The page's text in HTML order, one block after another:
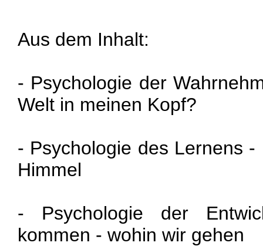
Aus dem Inhalt:
- Psychologie der
Welt in meinen Kopf?
- Psychologie des Lernens
Himmel
- Psychologie der
kommen - wohin wir gehen